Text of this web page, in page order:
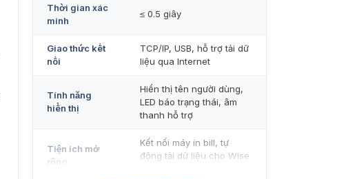
Thời gian xác
minh
≤ 0.5 giây
Giao thức kết
nối
TCP/IP, USB, hỗ trợ tải dữ
liệu qua Internet
Tính năng
hiển thị
Hiển thị tên người dùng,
LED báo trạng thái, âm
thanh hỗ trợ
Tiện ích mở
rộng
Kết nối máy in bill, tự
động tải dữ liệu cho Wise